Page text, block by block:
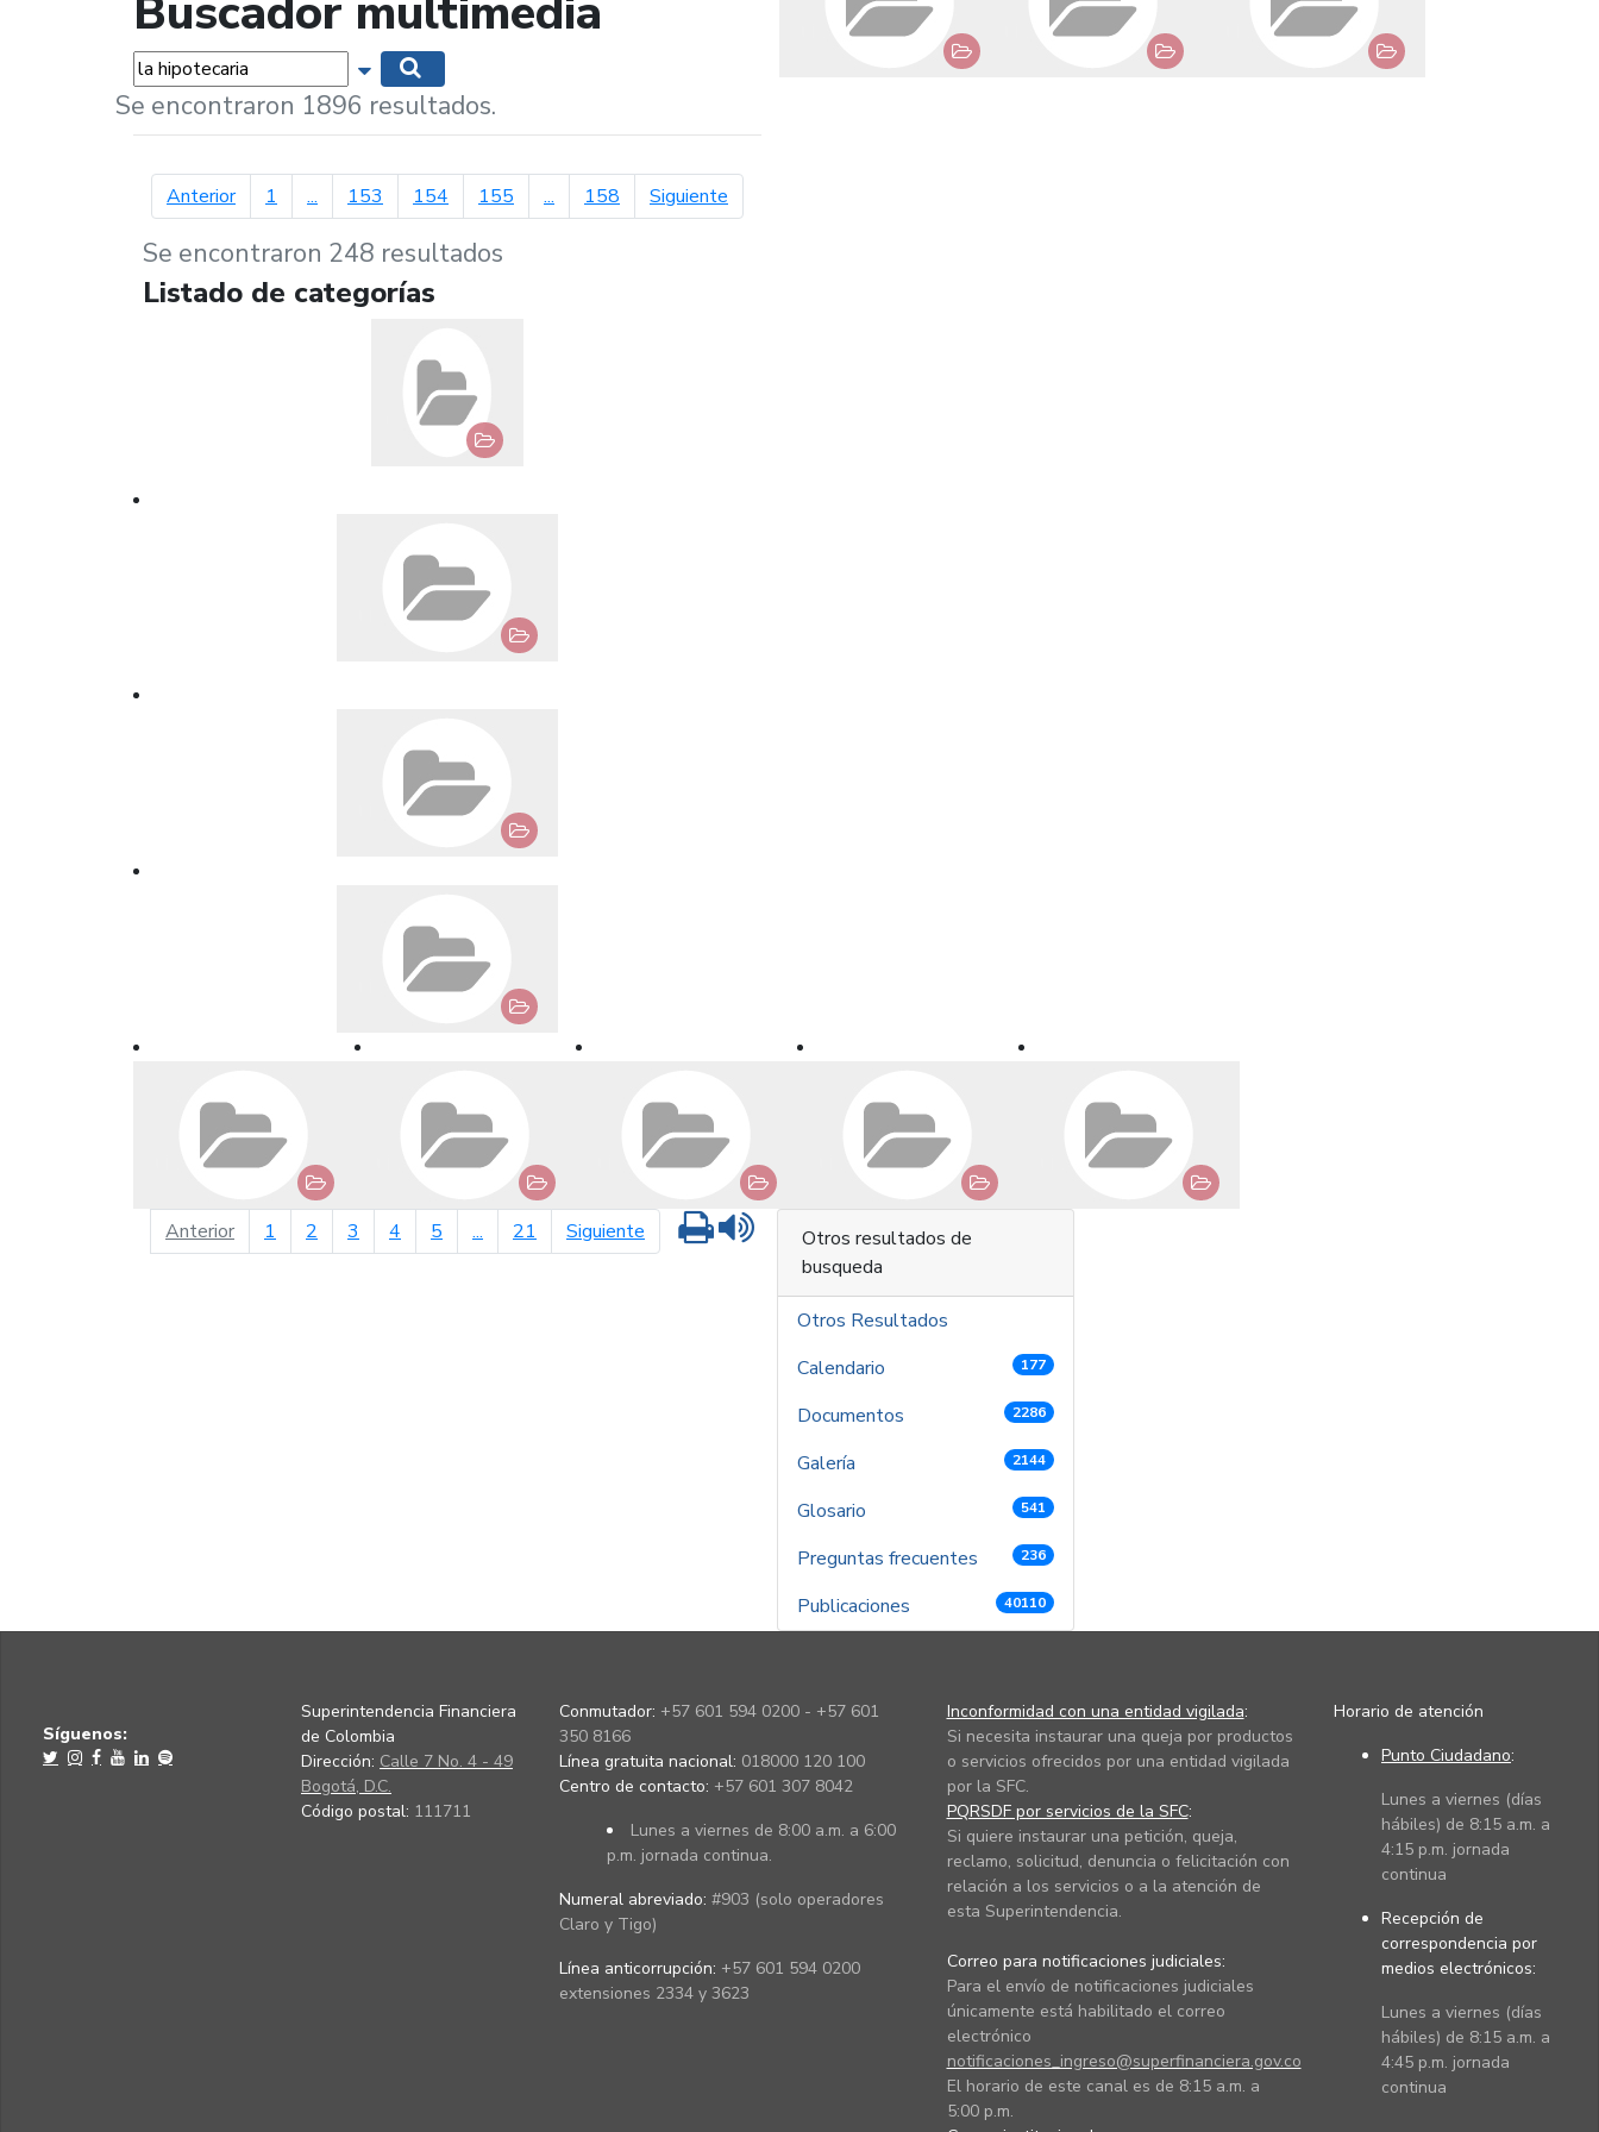
Buscador multimedia
Palabras... Mostrar opciones de búsqueda
Se encontraron 1896 resultados.
Anteriorpágina anterior
1 ... 153 154 155 ... 158 Siguiente
Se encontraron 248 resultados
Listado de categorías
Anteriorpágina anterior
1 2 3 4 5 ... 21 Siguiente página siguiente
Imprimir
Otros resultados de
busqueda
Otros Resultados
Calendario
177
Documentos 2286
Galería 2144
Glosario 541
Preguntas frecuentes 236
Publicaciones 40110
Síguenos:
Superintendencia Financiera
de Colombia
Dirección: Calle 7 No. 4 - 49
Bogotá, D.C.
Código postal: 111711
Conmutador: +57 601 594 0200 - +57 601
350 8166
Línea gratuita nacional: 018000 120 100
Centro de contacto: +57 601 307 8042
Lunes a viernes de 8:00 a.m. a 6:00
p.m. jornada continua.
Numeral abreviado: #903 (solo operadores
Claro y Tigo)
Línea anticorrupción: +57 601 594 0200
extensiones 2334 y 3623
Inconformidad con una entidad vigilada:
Si necesita instaurar una queja por productos
o servicios ofrecidos por una entidad vigilada
por la SFC.
PQRSDF por servicios de la SFC:
Si quiere instaurar una petición, queja,
reclamo, solicitud, denuncia o felicitación con
relación a los servicios o a la atención de
esta Superintendencia.
Correo para notificaciones judiciales:
Para el envío de notificaciones judiciales
únicamente está habilitado el correo
electrónico
notificaciones_ingreso@superfinanciera.gov.co
El horario de este canal es de 8:15 a.m. a
5:00 p.m.
Horario de atención
Punto Ciudadano:
Lunes a viernes (días
hábiles) de 8:15 a.m. a
4:15 p.m. jornada
continua
Recepción de
correspondencia por
medios electrónicos:
Lunes a viernes (días
hábiles) de 8:15 a.m. a
4:45 p.m. jornada
continua